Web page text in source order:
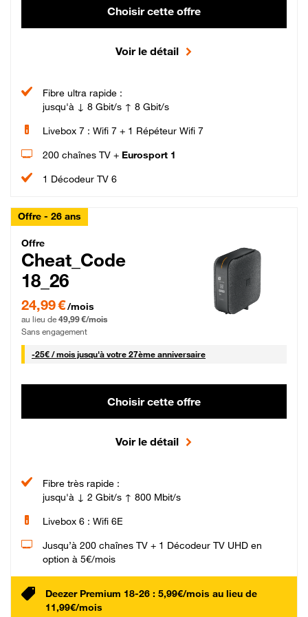
Choisir cette offre
Voir le détail
Fibre ultra rapide :
jusqu'à ↓ 8 Gbit/s ↑ 8 Gbit/s
Livebox 7 : Wifi 7 + 1 Répéteur Wifi 7
200 chaînes TV + Eurosport 1
1 Décodeur TV 6
Offre - 26 ans
Cheat_Code Fibre_18_26
Offre
Cheat_Code
18_26
24,99 € par mois pendant 0 mois puis 49,99 € par mois, Sans engagement
24,99 €/mois
au lieu de 49,99 €/mois
Sans engagement
-25€ / mois25 € par mois
jusqu'à votre 27ème anniversaire
Choisir cette offre
Voir le détail
Fibre très rapide :
jusqu'à ↓ 2 Gbit/s ↑ 800 Mbit/s
Livebox 6 : Wifi 6E
Jusqu’à 200 chaînes TV + 1 Décodeur TV UHD en
option à 5€/mois
Deezer Premium 18-26 : 5,99€/mois au lieu de
11,99€/mois